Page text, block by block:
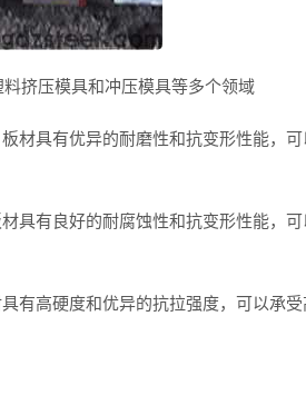
挤压模具和冲压模具等多个领域
材具有优异的耐磨性和抗变形性能，
具有良好的耐腐蚀性和抗变形性能，
有高硬度和优异的抗拉强度，可以承